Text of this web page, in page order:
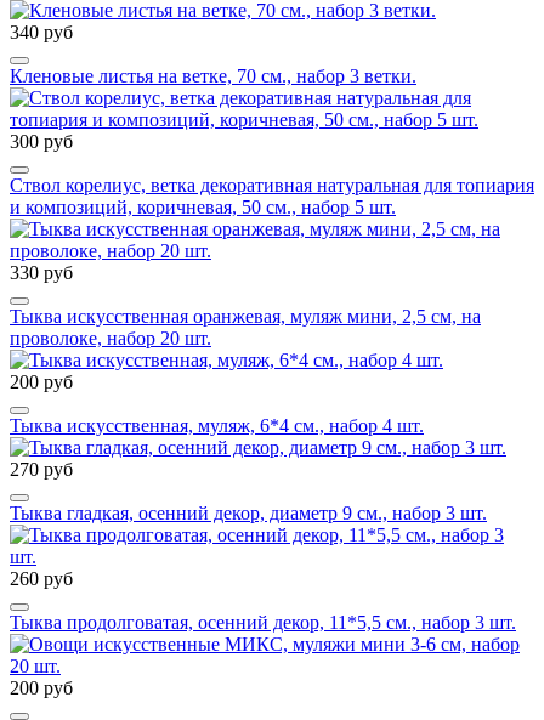
340 руб
Кленовые листья на ветке, 70 см., набор 3 ветки.
300 руб
Ствол корелиус, ветка декоративная натуральная для топиария
и композиций, коричневая, 50 см., набор 5 шт.
330 руб
Тыква искусственная оранжевая, муляж мини, 2,5 см, на
проволоке, набор 20 шт.
200 руб
Тыква искусственная, муляж, 6*4 см., набор 4 шт.
270 руб
Тыква гладкая, осенний декор, диаметр 9 см., набор 3 шт.
260 руб
Тыква продолговатая, осенний декор, 11*5,5 см., набор 3 шт.
200 руб